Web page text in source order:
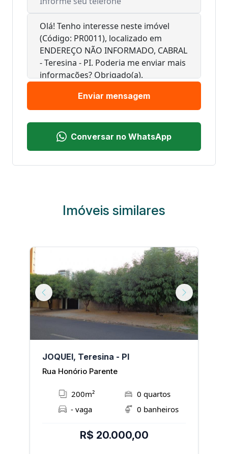
Enviar mensagem
Conversar no WhatsApp
Imóveis similares
Previous Next
JOQUEI, Teresina - PI
Rua Honório Parente
200m²
0 quartos
- vaga
0 banheiros
R$ 20.000,00